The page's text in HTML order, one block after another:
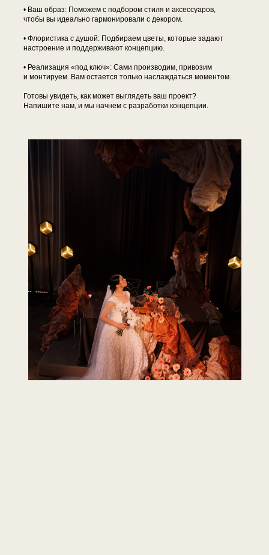
• Ваш образ: Поможем с подбором стиля и аксессуаров,
чтобы вы идеально гармонировали с декором.
• Флористика с душой: Подбираем цветы, которые задают
настроение и поддерживают концепцию.
• Реализация «под ключ»: Сами производим, привозим
и монтируем. Вам остается только наслаждаться моментом.
Готовы увидеть, как может выглядеть ваш проект?
Напишите нам, и мы начнем с разработки концепции.